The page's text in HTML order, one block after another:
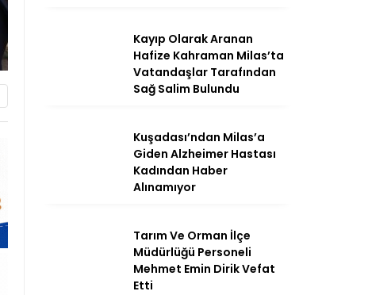
WhatsApp
İhbar Hattı
Facebook
Kayıp Olarak Aranan
Hafize Kahraman Milas’ta
Vatandaşlar Tarafından
Sağ Salim Bulundu
Kuşadası’ndan Milas’a
Giden Alzheimer Hastası
Kadından Haber
Alınamıyor
Tarım Ve Orman İlçe
Müdürlüğü Personeli
Mehmet Emin Dirik Vefat
Etti